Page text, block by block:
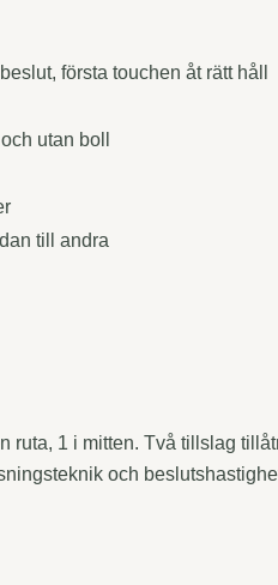
första touchen åt rätt håll
utan boll
till andra
ruta, 1 i mitten. Två tillslag
och